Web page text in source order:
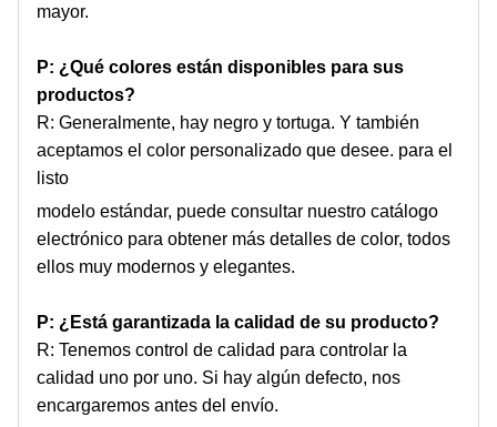
mayor.
P: ¿Qué colores están disponibles para sus
productos?
R: Generalmente, hay negro y tortuga. Y también
aceptamos el color personalizado que desee. para el
listo
modelo estándar, puede consultar nuestro catálogo
electrónico para obtener más detalles de color, todos
ellos muy modernos y elegantes.
P: ¿Está garantizada la calidad de su producto?
R: Tenemos control de calidad para controlar la
calidad uno por uno. Si hay algún defecto, nos
encargaremos antes del envío.